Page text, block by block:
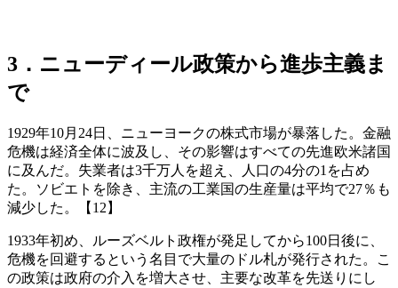
3．ニューディール政策から進歩主義ま
で
1929年10月24日、ニューヨークの株式市場が暴落した。金融
危機は経済全体に波及し、その影響はすべての先進欧米諸国
に及んだ。失業者は3千万人を超え、人口の4分の1を占め
た。ソビエトを除き、主流の工業国の生産量は平均で27％も
減少した。【12】
1933年初め、ルーズベルト政権が発足してから100日後に、
危機を回避するという名目で大量のドル札が発行された。こ
の政策は政府の介入を増大させ、主要な改革を先送りにし